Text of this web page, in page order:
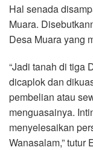
Hal senada
Muara.
Desa Muara yang
“Jadi tanah di tiga
dicaplok dan
pembelian atau
menguasainya.
menyelesaikan
Wanasalam,” tutur